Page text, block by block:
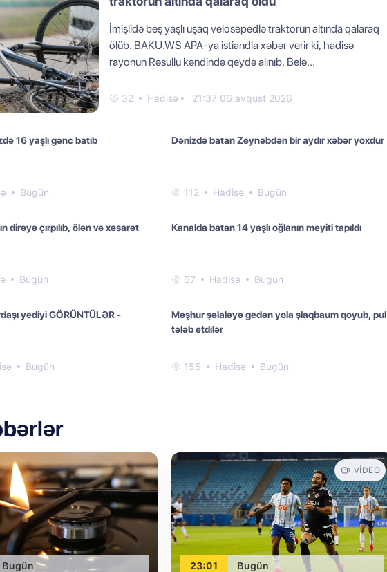
İmişlidə beş yaşlı uşaq velosepedlə traktorun altında qalaraq
ölüb. BAKU.WS APA-ya istiandla xəbər verir ki, hadisə
rayonun Rəsullu kəndində qeydə alınıb. Belə...
32 Hadisə 21:37 06 avqust 2026
16 yaşlı gənc batıb
Bugün
Dənizdə batan Zeynəbdən bir aydır xəbər yoxdur
112 Hadisə Bugün
dirəyə çırpılıb, ölən və xəsarət
Bugün
Kanalda batan 14 yaşlı oğlanın meyiti tapıldı
57 Hadisə Bugün
yediyi GÖRÜNTÜLƏR -
Bugün
Məşhur şəlaləyə gedən yola şlaqbaum qoyub, pul
tələb etdilər
155 Hadisə Bugün
Bugün 23:01 Bugün
VIDEO